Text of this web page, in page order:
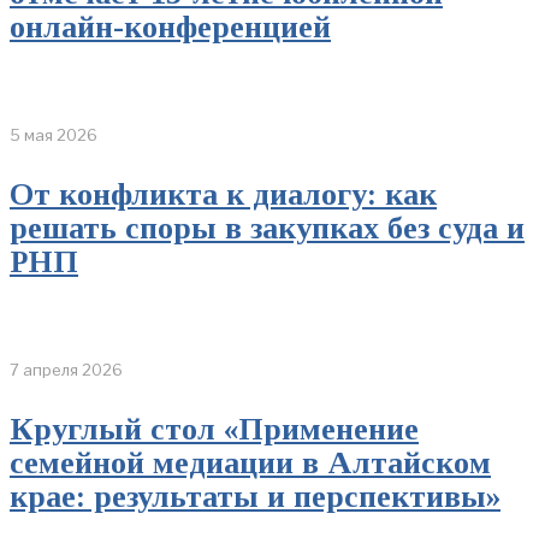
онлайн-конференцией
5 мая 2026
От конфликта к диалогу: как
решать споры в закупках без суда и
РНП
7 апреля 2026
Круглый стол «Применение
семейной медиации в Алтайском
крае: результаты и перспективы»